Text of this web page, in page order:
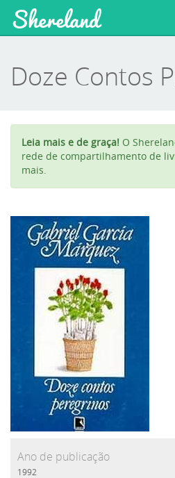
Shereland
Doze Contos
Leia mais e de graça! O
rede de compartilhamento de
mais.
Ano de publicação
1992